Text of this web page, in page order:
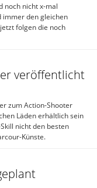
noch nicht x-mal
immer den gleichen
folgen die noch
veröffentlicht
zum Action-Shooter
Läden erhältlich sein
nicht den besten
Künste.